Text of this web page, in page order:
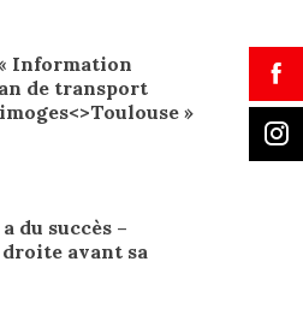
Information
de transport
»
du succès –
avant sa